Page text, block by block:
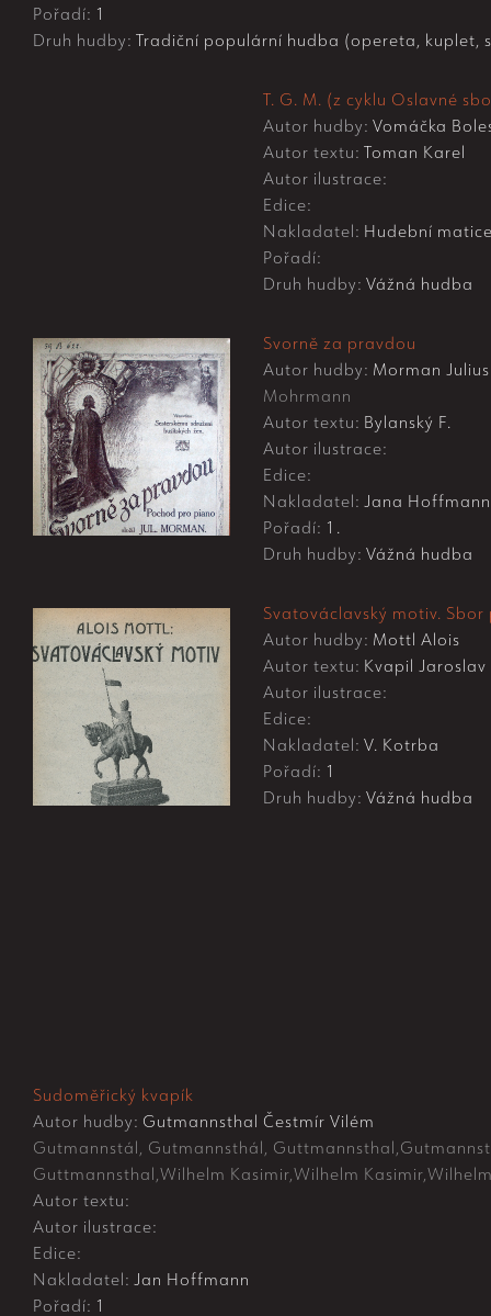
Pořadí: 1
Druh hudby: Tradiční populární hudba (opereta, kuplet,
T. G. M. (z cyklu Oslavné
Autor hudby: Vomáčka
Autor textu: Toman Karel
Autor ilustrace:
Edice:
Nakladatel: Hudební
Pořadí:
Druh hudby: Vážná hudba
Svorně za pravdou
Autor hudby: Morman Julius
Mohrmann
Autor textu: Bylanský F.
Autor ilustrace:
Edice:
Nakladatel: Jana
Pořadí: 1.
Druh hudby: Vážná hudba
Svatováclavský motiv.
Autor hudby: Mottl Alois
Autor textu: Kvapil Jaroslav
Autor ilustrace:
Edice:
Nakladatel: V. Kotrba
Pořadí: 1
Druh hudby: Vážná hudba
Sudoměřický kvapík
Autor hudby: Gutmannsthal Čestmír Vilém
Gutmannstál, Gutmannsthál,
Guttmannsthal,Wilhelm Kasimir,Wilhelm
Autor textu:
Autor ilustrace:
Edice:
Nakladatel: Jan Hoffmann
Pořadí: 1